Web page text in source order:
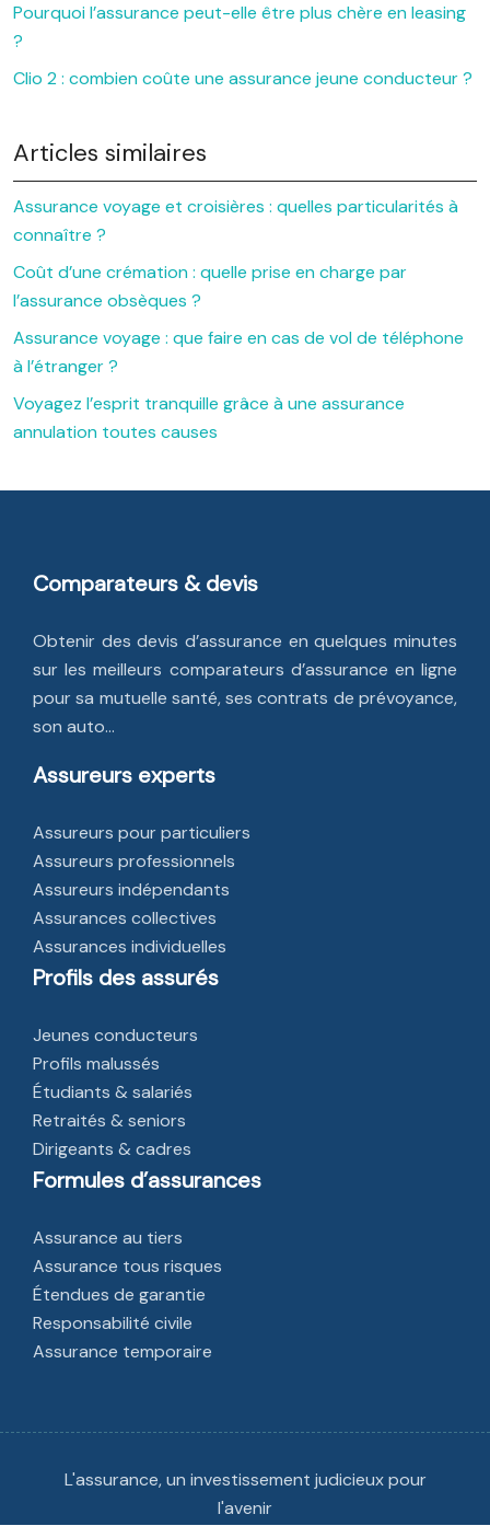
Pourquoi l’assurance peut-elle être plus chère en leasing
?
Clio 2 : combien coûte une assurance jeune conducteur ?
Articles similaires
Assurance voyage et croisières : quelles particularités à
connaître ?
Coût d’une crémation : quelle prise en charge par
l’assurance obsèques ?
Assurance voyage : que faire en cas de vol de téléphone
à l’étranger ?
Voyagez l’esprit tranquille grâce à une assurance
annulation toutes causes
Comparateurs & devis
Obtenir des devis d’assurance en quelques minutes
sur les meilleurs comparateurs d’assurance en ligne
pour sa mutuelle santé, ses contrats de prévoyance,
son auto…
Assureurs experts
Assureurs pour particuliers
Assureurs professionnels
Assureurs indépendants
Assurances collectives
Assurances individuelles
Profils des assurés
Jeunes conducteurs
Profils malussés
Étudiants & salariés
Retraités & seniors
Dirigeants & cadres
Formules d’assurances
Assurance au tiers
Assurance tous risques
Étendues de garantie
Responsabilité civile
Assurance temporaire
L'assurance, un investissement judicieux pour
l'avenir